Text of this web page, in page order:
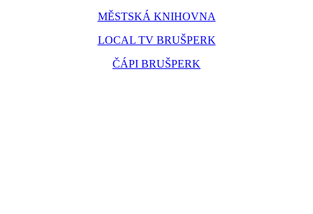
MĚSTSKÁ KNIHOVNA
LOCAL TV BRUŠPERK
ČÁPI BRUŠPERK